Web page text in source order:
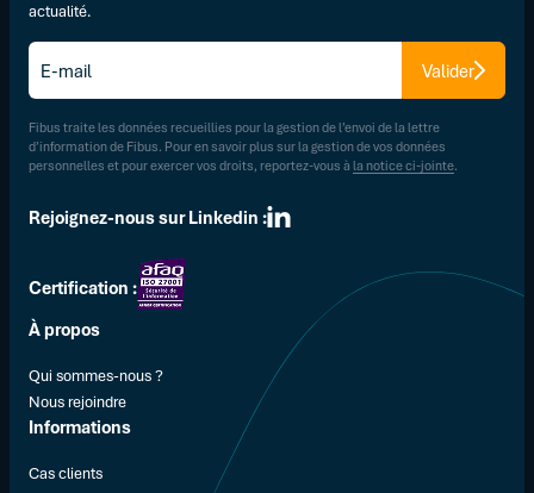
actualité.
E-
mail* Valider
Fibus traite les données recueillies pour la gestion de l’envoi de la lettre
d’information de Fibus. Pour en savoir plus sur la gestion de vos données
personnelles et pour exercer vos droits, reportez-vous à la notice ci-jointe.
Rejoignez-nous sur Linkedin :
Certification :
À propos
Qui sommes-nous ?
Nous rejoindre
Informations
Cas clients